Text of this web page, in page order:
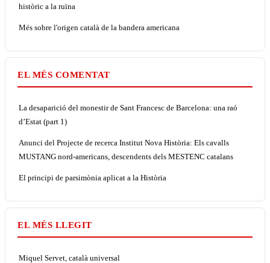
històric a la ruïna
Més sobre l'origen català de la bandera americana
EL MÉS COMENTAT
La desaparició del monestir de Sant Francesc de Barcelona: una raó
d’Estat (part 1)
Anunci del Projecte de recerca Institut Nova Història: Els cavalls
MUSTANG nord-americans, descendents dels MESTENC catalans
El principi de parsimònia aplicat a la Història
EL MÉS LLEGIT
Miquel Servet, català universal